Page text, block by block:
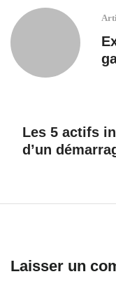
Les 5 actifs
d’un
Laisser un